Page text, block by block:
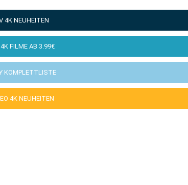
4K NEUHEITEN
FILME AB 3.99€
KOMPLETTLISTE
4K NEUHEITEN